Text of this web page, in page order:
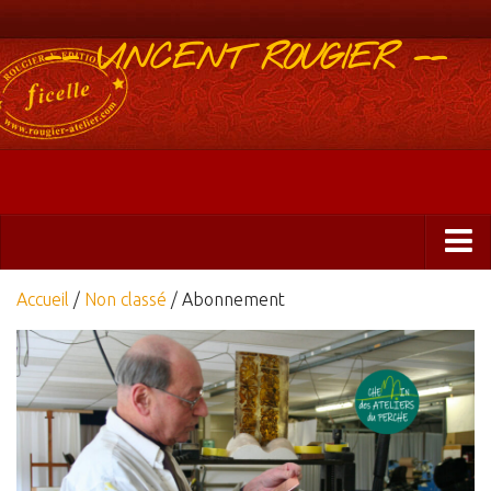
-- VINCENT ROUGIER --
Boutique
Abonnements 2025
Éditions
ficelle&PlisUrgents
Plis urgents
Ficelle Partagée
Accueil / Non classé / Abonnement